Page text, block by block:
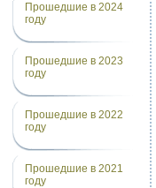
Прошедшие в 2024
году
Прошедшие в 2023
году
Прошедшие в 2022
году
Прошедшие в 2021
году